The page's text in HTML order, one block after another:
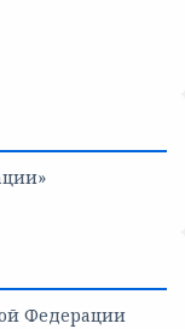
Федерации